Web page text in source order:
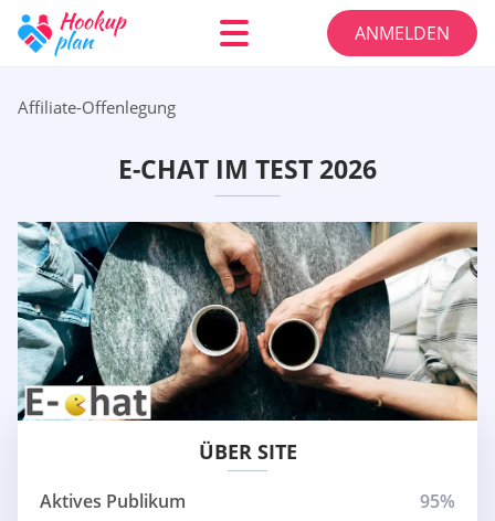
ANMELDEN
Affiliate-Offenlegung
E-CHAT IM TEST 2026
ÜBER SITE
Aktives Publikum
95%